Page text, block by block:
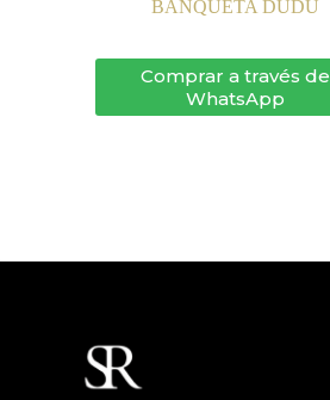
BANQUETA DUDU
Comprar a través de
WhatsApp